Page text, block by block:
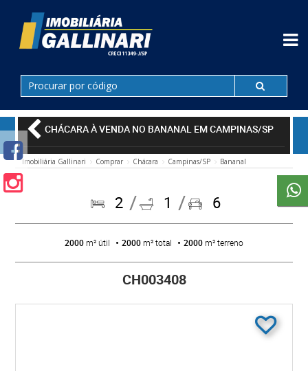
CHÁCARA À VENDA NO BANANAL EM CAMPINAS/SP
Imobiliária Gallinari Comprar Chácara Campinas/SP Bananal
2 1 6
2000m² útil 2000m² total 2000m² terreno
CH003408